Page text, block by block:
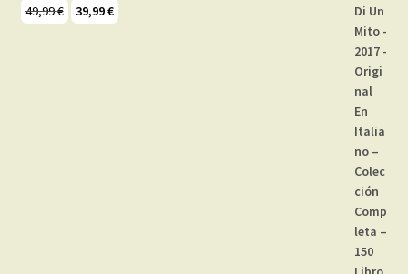
49,99€
El39,99€